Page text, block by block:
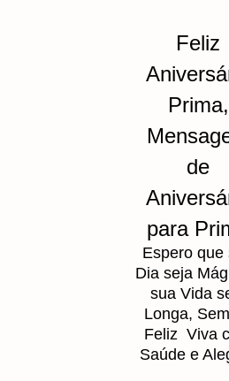
Feliz
Prima,
de
para
Espero que
Dia seja
sua Vida
Longa,
Feliz Viva
Saúde e